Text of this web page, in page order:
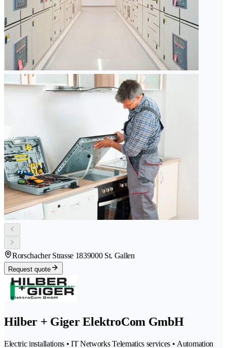
Rorschacher Strasse 1839000 St. Gallen
Request quote
Hilber + Giger ElektroCom GmbH
Electric installations • IT Networks Telematics services • Automation